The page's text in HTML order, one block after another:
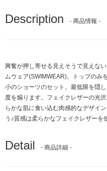
Description - 商品情報 -
興奮が押し寄せる見えそうで見えな
ムウェア(SWIMWEAR)。トップのみ
小のショーツのセット。最低限を隠
度を煽ります。フェイクレザーの光
らかな肌に食い込む肉感的なデザイ
う♪質感は柔らかなフェイクレザーを
Detail - 商品詳細 -